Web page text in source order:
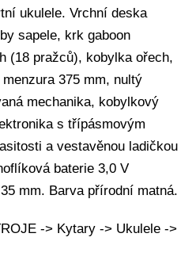
ukulele. Vrchní deska
sapele, krk gaboon
(18 pražců), kobylka ořech,
375 mm, nultý
mechanika, kobylkový
s třípásmovým
a vestavěnou ladičkou
baterie 3,0 V
mm. Barva přírodní matná.
-> Kytary -> Ukulele ->